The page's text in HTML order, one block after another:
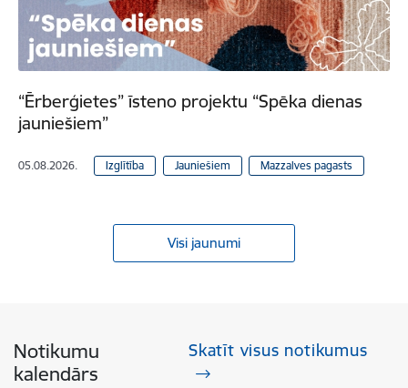
“Ērberģietes” īsteno projektu “Spēka dienas
jauniešiem”
05.08.2026. Izglītība Jauniešiem Mazzalves pagasts
Visi jaunumi
Notikumu
kalendārs
Skatīt visus notikumus